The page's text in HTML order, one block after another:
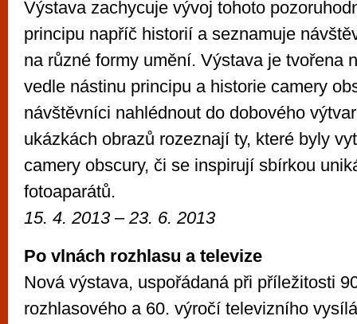
Výstava zachycuje vývoj tohoto
principu napříč historií a seznamuje
na různé formy umění. Výstava je tvořena
vedle nástinu principu a historie camery
návštěvníci nahlédnout do dobového
ukázkách obrazů rozeznají ty, které byly
camery obscury, či se inspirují sbírkou
fotoaparátů.
15. 4. 2013 – 23. 6. 2013
Po vlnách rozhlasu a televize
Nová výstava, uspořádaná při příležitosti
rozhlasového a 60. výročí televizního